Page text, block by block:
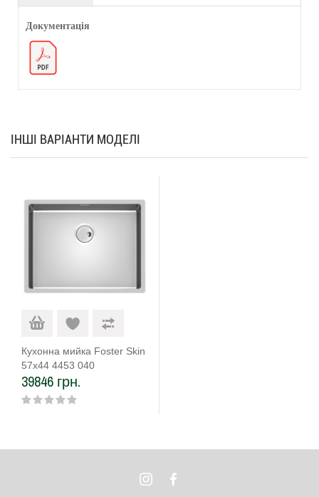
Документація
ІНШІ ВАРІАНТИ МОДЕЛІ
Кухонна мийка Foster Skin
57х44 4453 040
39846 грн.